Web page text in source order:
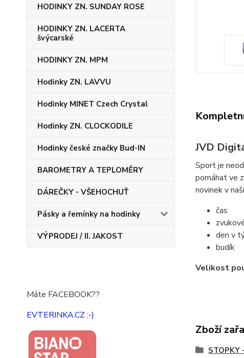
HODINKY ZN. SUNDAY ROSE
HODINKY ZN. LACERTA
švýcarské
HODINKY ZN. MPM
Hodinky ZN. LAVVU
Hodinky MINET Czech Crystal
Hodinky ZN. CLOCKODILE
Hodinky české značky Bud-IN
BAROMETRY A TEPLOMĚRY
DÁREČKY - VŠEHOCHUŤ
Pásky a řemínky na hodinky
VÝPRODEJ / II. JAKOST
Máte FACEBOOK??
EVTERINKA.CZ :-)
JVD
Sport je
pomáhat ve
novinek v
čas
den v
budík
Velikost
Zboží
STOPKY